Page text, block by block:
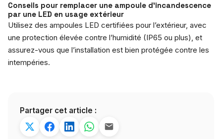
Conseils pour remplacer une ampoule d’incandescence
par une LED en usage extérieur
Utilisez des ampoules LED certifiées pour l’extérieur, avec
une protection élevée contre l’humidité (IP65 ou plus), et
assurez-vous que l’installation est bien protégée contre les
intempéries.
Partager cet article :